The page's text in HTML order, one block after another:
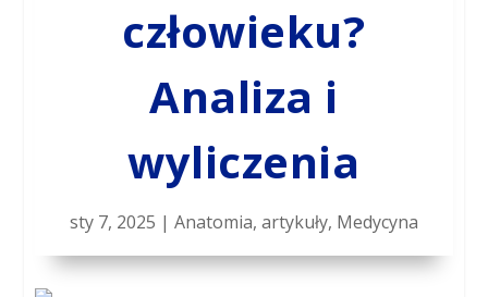
człowieku?
Analiza i
wyliczenia
sty 7, 2025 | Anatomia, artykuły, Medycyna